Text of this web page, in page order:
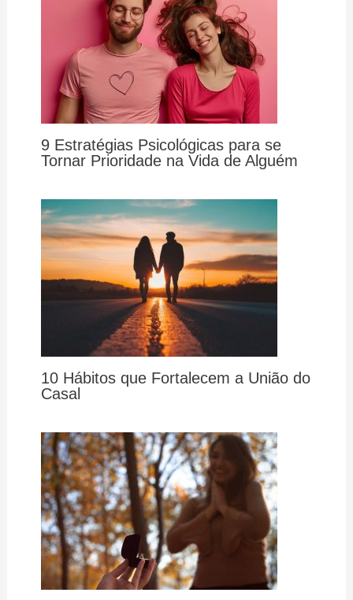
9 Estratégias Psicológicas para se
Tornar Prioridade na Vida de Alguém
10 Hábitos que Fortalecem a União do
Casal